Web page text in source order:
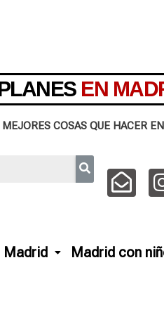
EN
MEJORES COSAS QUE HACER
Madrid Madrid con